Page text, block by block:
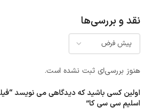
نقد و بررسی‌ها
هنوز بررسی‌ای ثبت نشده است.
اولین کسی باشید که دیدگاهی می نویسد
اسلیم سی سی کا”